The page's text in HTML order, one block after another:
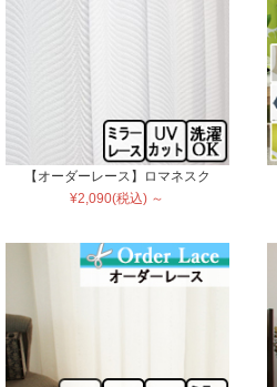
【オーダーレース】ロマネスク
¥2,090(税込) ～